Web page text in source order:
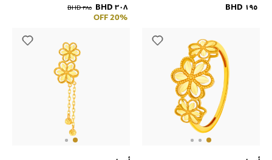
١٩٥ BHD ٣٠٨ BHD ٣٨٥ BHD
20% OFF